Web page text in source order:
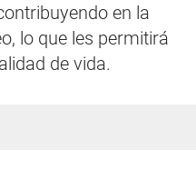
en la
lo que les permitirá
de vida.